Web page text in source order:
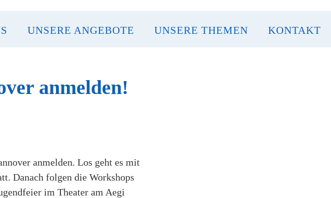
UNSERE ANGEBOTE UNSERE THEMEN KONTAKT
anmelden!
anmelden. Los geht es mit
Danach folgen die Workshops
im Theater am Aegi